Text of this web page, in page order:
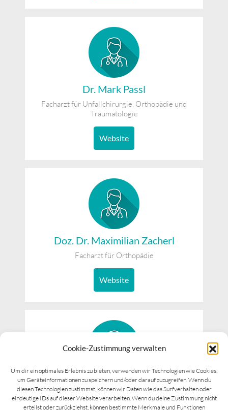
Cookie-Zustimmung verwalten
Um dir ein optimales Erlebnis zu bieten, verwenden wir Technologien wie Cookies,
um Geräteinformationen zu speichern und/oder darauf zuzugreifen. Wenn du
diesen Technologien zustimmst, können wir Daten wie das Surfverhalten oder
eindeutige IDs auf dieser Website verarbeiten. Wenn du deine Zustimmung nicht
erteilst oder zurückziehst, können bestimmte Merkmale und Funktionen
Dr. Mark Passl
Facharzt für Unfallchirurgie, Orthopädie und
Traumatologie
Website
Doz. Dr. Maximilian Zacherl
Facharzt für Orthopädie
Website
Dr. Martin Kuttnig
Facharzt für Orthopädie und Unfallchirurg mit
Schwerpunkt Handchirurgie